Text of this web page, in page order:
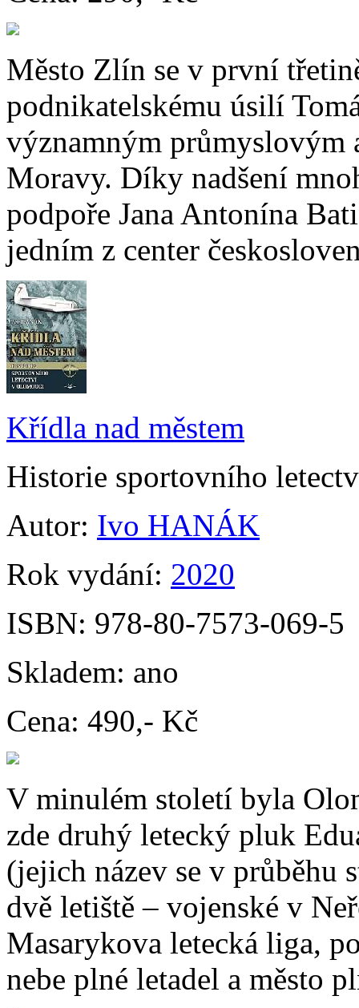
Město Zlín se v první
podnikatelskému úsilí
významným průmyslovým
Moravy. Díky nadšení
podpoře Jana Antonína
jedním z center
Křídla nad městem
Historie sportovního
Autor: Ivo HANÁK
Rok vydání: 2020
ISBN: 978-80-7573-069-5
Skladem: ano
Cena: 490,- Kč
V minulém století byla
zde druhý letecký pluk
(jejich název se v průběhu
dvě letiště – vojenské v
Masarykova letecká liga,
nebe plné letadel a město